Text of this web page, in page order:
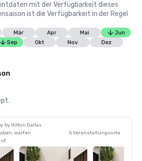
mit der Verfügbarkeit dieses
ist die Verfügbarkeit in der Regel
Mär Apr Mai
Jun
Sep Okt Nov Dez
by Hilton Dallas
warfen
5 Veranstaltungsorte